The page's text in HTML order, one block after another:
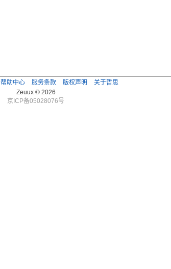
帮助中心 服务条款 版权声明
关于哲思
Zeuux © 2026
京ICP备05028076号